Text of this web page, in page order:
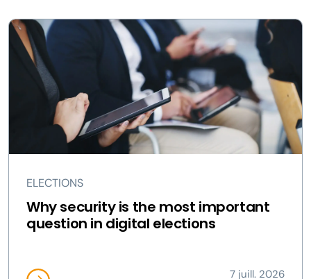
ELECTIONS
Why security is the most important
question in digital elections
7 juill. 2026